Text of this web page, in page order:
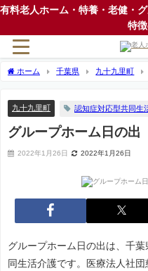
有料老人ホーム・特養・老健・
特
ホーム 千葉県 九十九里町
九十九里町 認知症対応型共同生
グループホーム日の出
2022年1月26日 2022年1月26日
グループホーム日の出は、千
同生活介護です。医療法人社